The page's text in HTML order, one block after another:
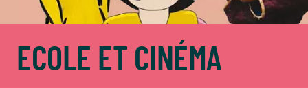
ECOLE ET CINÉMA